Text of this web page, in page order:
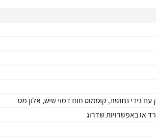
או באפשרויות שדרוג